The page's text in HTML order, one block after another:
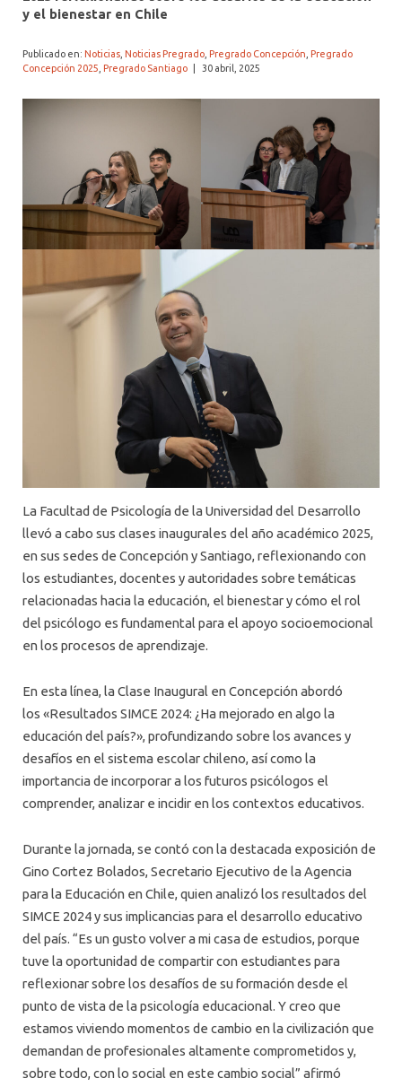
y el bienestar en Chile
Publicado en: Noticias Noticias Pregrado Pregrado Concepción Pregrado
Concepción 2025 Pregrado Santiago 30 abril, 2025
La Facultad de Psicología de la Universidad del Desarrollo
llevó a cabo sus clases inaugurales del año académico 2025,
en sus sedes de Concepción y Santiago, reflexionando con
los estudiantes, docentes y autoridades sobre temáticas
relacionadas hacia la educación, el bienestar y cómo el rol
del psicólogo es fundamental para el apoyo socioemocional
en los procesos de aprendizaje.
En esta línea, la Clase Inaugural en Concepción abordó
los «Resultados SIMCE 2024: ¿Ha mejorado en algo la
educación del país?», profundizando sobre los avances y
desafíos en el sistema escolar chileno, así como la
importancia de incorporar a los futuros psicólogos el
comprender, analizar e incidir en los contextos educativos.
Durante la jornada, se contó con la destacada exposición de
Gino Cortez Bolados, Secretario Ejecutivo de la Agencia
para la Educación en Chile, quien analizó los resultados del
SIMCE 2024 y sus implicancias para el desarrollo educativo
del país. “Es un gusto volver a mi casa de estudios, porque
tuve la oportunidad de compartir con estudiantes para
reflexionar sobre los desafíos de su formación desde el
punto de vista de la psicología educacional. Y creo que
estamos viviendo momentos de cambio en la civilización que
demandan de profesionales altamente comprometidos y,
sobre todo, con lo social en este cambio social” afirmó